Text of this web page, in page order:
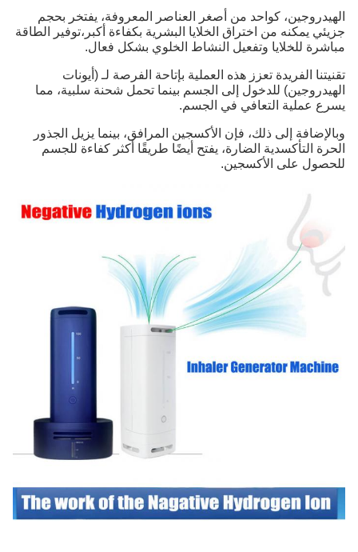
الهيدروجين، كواحد من أصغر العناصر المعروفة، يفتخر بحجم
جزيئي يمكنه من اختراق الخلايا البشرية بكفاءة أكبر،توفير الطاقة
مباشرة للخلايا وتفعيل النشاط الخلوي بشكل فعال.
تقنيتنا الفريدة تعزز هذه العملية بإتاحة الفرصة لـ (أيونات
الهيدروجين) للدخول إلى الجسم بينما تحمل شحنة سلبية، مما
يسرع عملية التعافي في الجسم.
وبالإضافة إلى ذلك، فإن الأكسجين المرافق، بينما يزيل الجذور
الحرة التأكسدية الضارة، يفتح أيضًا طريقًا أكثر كفاءة للجسم
للحصول على الأكسجين.